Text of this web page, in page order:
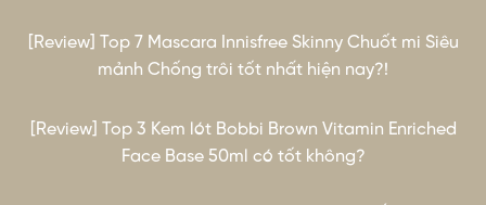
[Review] Top 7 Mascara Innisfree Skinny Chuốt mi Siêu
mảnh Chống trôi tốt nhất hiện nay?!
[Review] Top 3 Kem lót Bobbi Brown Vitamin Enriched
Face Base 50ml có tốt không?